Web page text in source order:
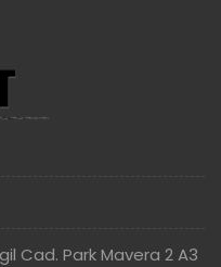
Cad. Park Mavera 2 A3